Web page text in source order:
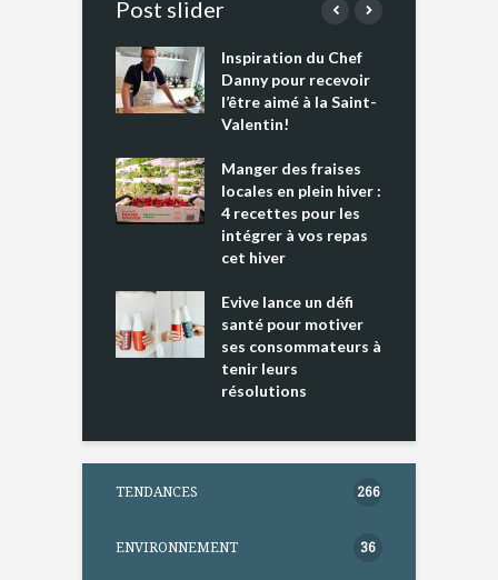
Post slider
Inspiration du Chef
Danny pour recevoir
l’être aimé à la Saint-
Valentin!
Manger des fraises
locales en plein hiver :
4 recettes pour les
intégrer à vos repas
cet hiver
Evive lance un défi
santé pour motiver
ses consommateurs à
tenir leurs
résolutions
TENDANCES 266
ENVIRONNEMENT 36